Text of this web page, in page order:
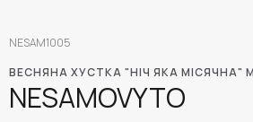
ВЕСНЯНА ХУСТКА "НІЧ ЯКА МІСЯЧНА"
NESAMOVYTO
NESAM1005